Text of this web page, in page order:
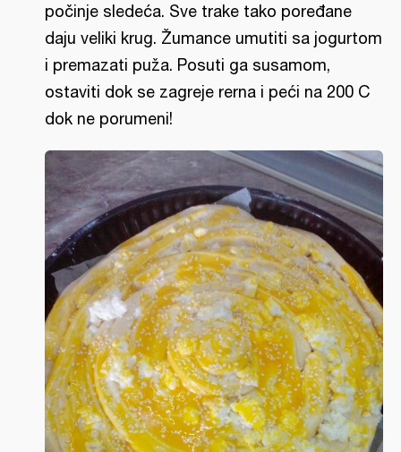
počinje sledeća. Sve trake tako poređane
daju veliki krug. Žumance umutiti sa jogurtom
i premazati puža. Posuti ga susamom,
ostaviti dok se zagreje rerna i peći na 200 C
dok ne porumeni!